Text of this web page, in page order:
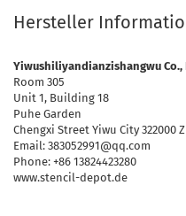
Hersteller
Yiwushiliyandianzishangwu Co.,
Room 305
Unit 1, Building 18
Puhe Garden
Chengxi Street Yiwu City 322000
Email: 383052991@qq.com
Phone: +86 13824423280
www.stencil-depot.de